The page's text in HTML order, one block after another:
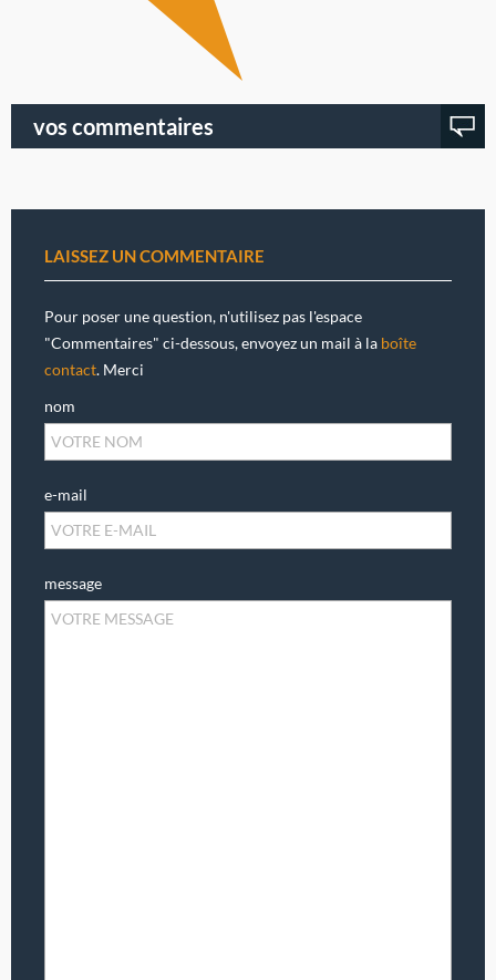
vos commentaires
LAISSEZ UN COMMENTAIRE
Pour poser une question, n'utilisez pas l'espace
"Commentaires" ci-dessous, envoyez un mail à la boîte
contact. Merci
nom
e-mail
message